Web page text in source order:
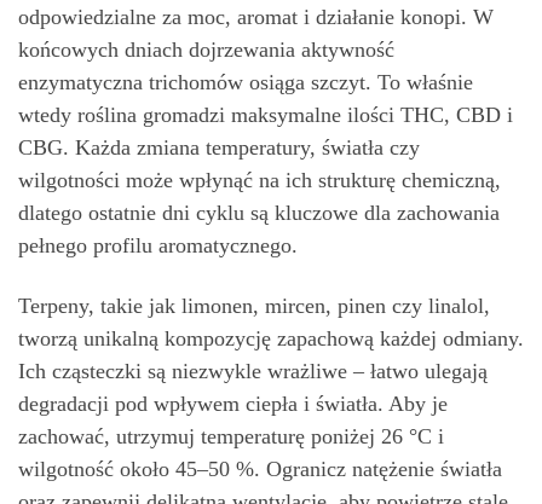
odpowiedzialne za moc, aromat i działanie konopi. W
końcowych dniach dojrzewania aktywność
enzymatyczna trichomów osiąga szczyt. To właśnie
wtedy roślina gromadzi maksymalne ilości THC, CBD i
CBG. Każda zmiana temperatury, światła czy
wilgotności może wpłynąć na ich strukturę chemiczną,
dlatego ostatnie dni cyklu są kluczowe dla zachowania
pełnego profilu aromatycznego.
Terpeny, takie jak limonen, mircen, pinen czy linalol,
tworzą unikalną kompozycję zapachową każdej odmiany.
Ich cząsteczki są niezwykle wrażliwe – łatwo ulegają
degradacji pod wpływem ciepła i światła. Aby je
zachować, utrzymuj temperaturę poniżej 26 °C i
wilgotność około 45–50 %. Ogranicz natężenie światła